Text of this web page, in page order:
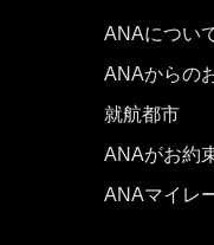
ANAについ
ANAからの
就航都市
ANAがお約
ANAマイレ